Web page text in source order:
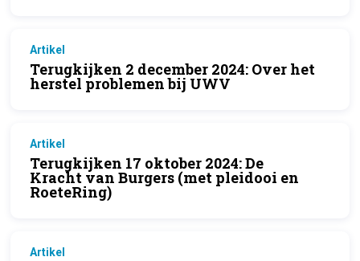
Artikel
Terugkijken 2 december 2024: Over het
herstel problemen bij UWV
Artikel
Terugkijken 17 oktober 2024: De
Kracht van Burgers (met pleidooi en
RoeteRing)
Artikel